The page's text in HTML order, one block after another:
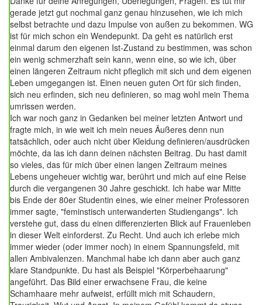
gerade jetzt gut nochmal ganz genau hinzusehen, wie ich mich
selbst betrachte und dazu Impulse von außen zu bekommen. WG
ist für mich schon ein Wendepunkt. Da geht es natürlich erst
einmal darum den eigenen Ist-Zustand zu bestimmen, was schon
ein wenig schmerzhaft sein kann, wenn eine, so wie ich, über
einen längeren Zeitraum nicht pfleglich mit sich und dem eigenen
Leben umgegangen ist. Einen neuen guten Ort für sich finden,
sich neu erfinden, sich neu definieren, so mag wohl mein Thema
umrissen werden.
Ich war noch ganz in Gedanken bei meiner letzten Antwort und
fragte mich, in wie weit ich mein neues Äußeres denn nun
tatsächlich, oder auch nicht über Kleidung definieren/ausdrücken
möchte, da las ich dann deinen nächsten Beitrag. Du hast damit
so vieles, das für mich über einen langen Zeitraum meines
Lebens ungeheuer wichtig war, berührt und mich auf eine Reise
durch die vergangenen 30 Jahre geschickt. Ich habe war Mitte
bis Ende der 80er Studentin eines, wie einer meiner Professoren
immer sagte, "feminstisch unterwanderten Studiengangs". Ich
verstehe gut, dass du einen differenzierten Blick auf Frauenleben
in dieser Welt einforderst. Zu Recht. Und auch ich erlebe mich
immer wieder (oder immer noch) in einem Spannungsfeld, mit
allen Ambivalenzen. Manchmal habe ich dann aber auch ganz
klare Standpunkte. Du hast als Beispiel "Körperbehaarung"
angeführt. Das Bild einer erwachsene Frau, die keine
Schamhaare mehr aufweist, erfüllt mich mit Schaudern,